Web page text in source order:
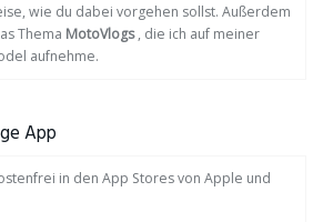
wie du dabei vorgehen sollst. Außerdem
Thema MotoVlogs, die ich auf meiner
aufnehme.
App
in den App Stores von Apple und